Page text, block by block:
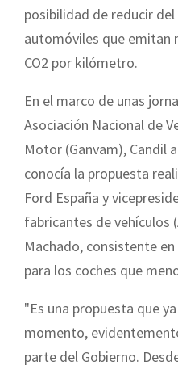
posibilidad de reducir
automóviles que emitan
CO2 por kilómetro.
En el marco de unas
Asociación Nacional de
Motor (Ganvam), Candil
conocía la propuesta
Ford España y
fabricantes de vehículos
Machado, consistente
para los coches que
"Es una propuesta que
momento,
parte del Gobierno.